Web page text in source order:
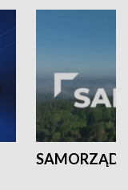
SAMORZĄD